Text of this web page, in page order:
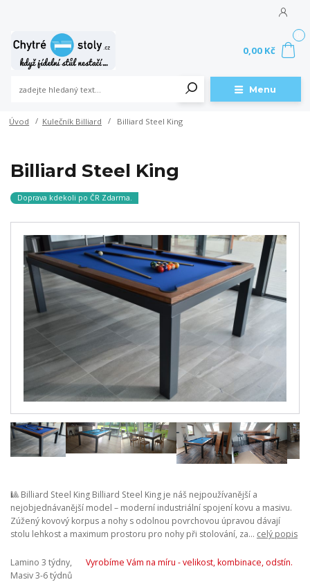
Menu
0,00 Kč
Úvod Kulečník Billiard Billiard Steel King
Billiard Steel King
Doprava kdekoli po ČR Zdarma.
🎱 Billiard Steel King Billiard Steel King je náš nejpoužívanější a
nejobjednávanější model – moderní industriální spojení kovu a masivu.
Zúžený kovový korpus a nohy s odolnou povrchovou úpravou dávají
stolu lehkost a maximum prostoru pro nohy při stolování, za... celý popis
Lamino 3 týdny,
Masiv 3-6 týdnů
Vyrobíme Vám na míru - velikost, kombinace, odstín.